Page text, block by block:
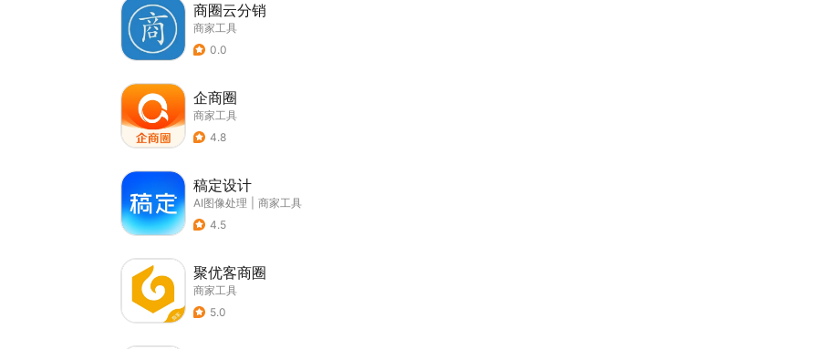
商圈云分销
商家工具
0.0
企商圈
商家工具
4.8
稿定设计
AI图像处理
商家工具
4.5
聚优客商圈
商家工具
5.0